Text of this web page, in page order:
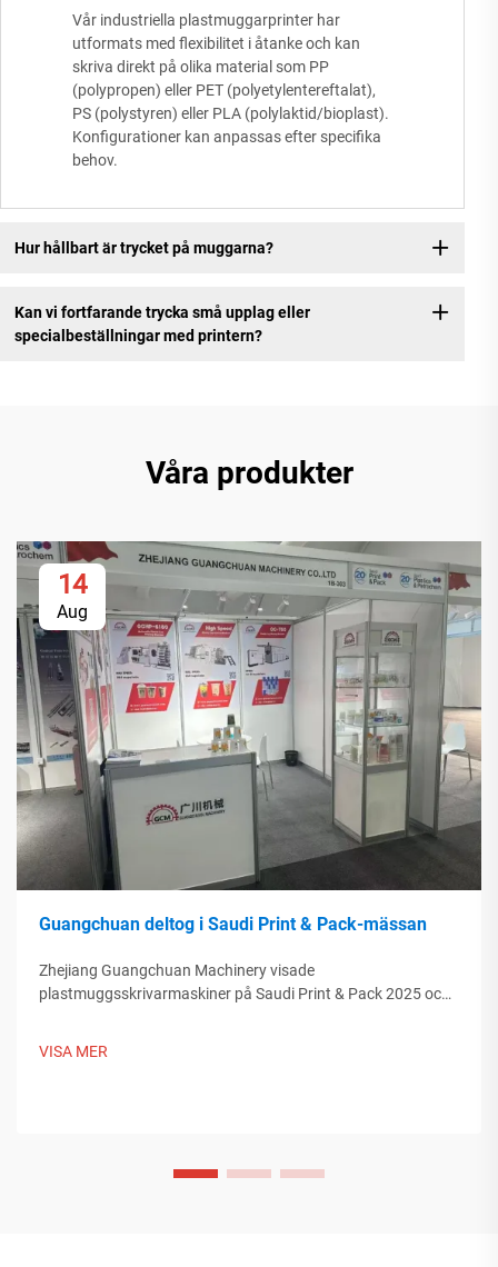
Vår industriella plastmuggarprinter har
utformats med flexibilitet i åtanke och kan
skriva direkt på olika material som PP
(polypropen) eller PET (polyetylentereftalat),
PS (polystyren) eller PLA (polylaktid/bioplast).
Konfigurationer kan anpassas efter specifika
behov.
Hur hållbart är trycket på muggarna?
Kan vi fortfarande trycka små upplag eller
specialbeställningar med printern?
Våra produkter
14
Aug
Guangchuan deltog i Saudi Print & Pack-mässan
Zhejiang Guangchuan Machinery visade
plastmuggsskrivarmaskiner på Saudi Print & Pack 2025 och
VISA MER